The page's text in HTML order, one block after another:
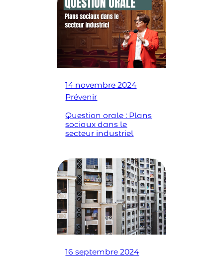
14 novembre 2024
Prévenir
Question orale : Plans
sociaux dans le
secteur industriel
16 septembre 2024